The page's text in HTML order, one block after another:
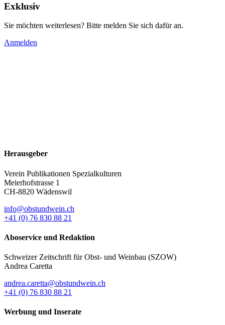
Exklusiv
Sie möchten weiterlesen? Bitte melden Sie sich dafür an.
Anmelden
Herausgeber
Verein Publikationen Spezialkulturen
Meierhofstrasse 1
CH-8820 Wädenswil
info@obstundwein.ch
+41 (0) 76 830 88 21
Aboservice und Redaktion
Schweizer Zeitschrift für Obst- und Weinbau (SZOW)
Andrea Caretta
andrea.caretta@obstundwein.ch
+41 (0) 76 830 88 21
Werbung und Inserate